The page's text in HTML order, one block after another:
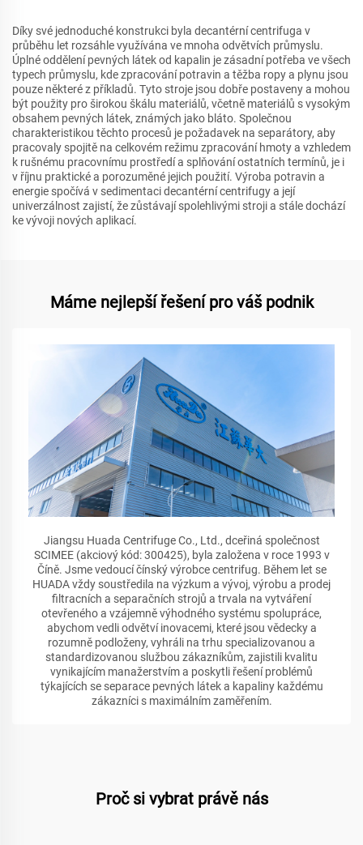
Díky své jednoduché konstrukci byla decantérní centrifuga v
průběhu let rozsáhle využívána ve mnoha odvětvích průmyslu.
Úplné oddělení pevných látek od kapalin je zásadní potřeba ve všech
typech průmyslu, kde zpracování potravin a těžba ropy a plynu jsou
pouze některé z příkladů. Tyto stroje jsou dobře postaveny a mohou
být použity pro širokou škálu materiálů, včetně materiálů s vysokým
obsahem pevných látek, známých jako bláto. Společnou
charakteristikou těchto procesů je požadavek na separátory, aby
pracovaly spojitě na celkovém režimu zpracování hmoty a vzhledem
k rušnému pracovnímu prostředí a splňování ostatních termínů, je i
v říjnu praktické a porozuměné jejich použití. Výroba potravin a
energie spočívá v sedimentaci decantérní centrifugy a její
univerzálnost zajistí, že zůstávají spolehlivými stroji a stále dochází
ke vývoji nových aplikací.
Máme nejlepší řešení pro váš podnik
Jiangsu Huada Centrifuge Co., Ltd., dceřiná společnost
SCIMEE (akciový kód: 300425), byla založena v roce 1993 v
Číně. Jsme vedoucí čínský výrobce centrifug. Během let se
HUADA vždy soustředila na výzkum a vývoj, výrobu a prodej
filtracních a separačních strojů a trvala na vytváření
otevřeného a vzájemně výhodného systému spolupráce,
abychom vedli odvětví inovacemi, které jsou vědecky a
rozumně podloženy, vyhráli na trhu specializovanou a
standardizovanou službou zákazníkům, zajistili kvalitu
vynikajícím manažerstvím a poskytli řešení problémů
týkajících se separace pevných látek a kapaliny každému
zákazníci s maximálním zaměřením.
Proč si vybrat právě nás